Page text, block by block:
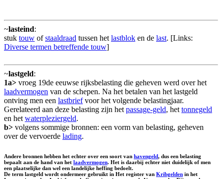
~lasteind:
stuk touw ofstaaldraad tussen het lastblok en de last. [Links:
Diverse termen betreffende touw]
~lastgeld:
1a> vroeg 19de eeuwse rijksbelasting die geheven werd over het
laadvermogen van de schepen. Na het betalen van het lastgeld
ontving men een lastbriefvoor het volgende belastingjaar.
Gerelateerd aan deze belasting zijn het passage-geld, het tonnegeld
en het waterpleziergeld.
b> volgens sommige bronnen: een vorm van belasting, geheven
over de vervoerde lading.
Andere bronnen hebben het echter over een soort van havengeld, dus een belasting
bepaalt aan de hand van het laadvermogen. Het is daarbij echter niet duidelijk of men
een plaatselijke dan wel een landelijke heffing bedoelt.
De term lastgeld wordt ondermeer gebruikt in Het register van Kribgelden in het